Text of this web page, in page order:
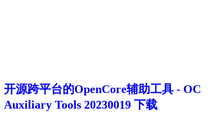
开源跨平台的OpenCore辅助工具 - OC
Auxiliary Tools 20230019 下载